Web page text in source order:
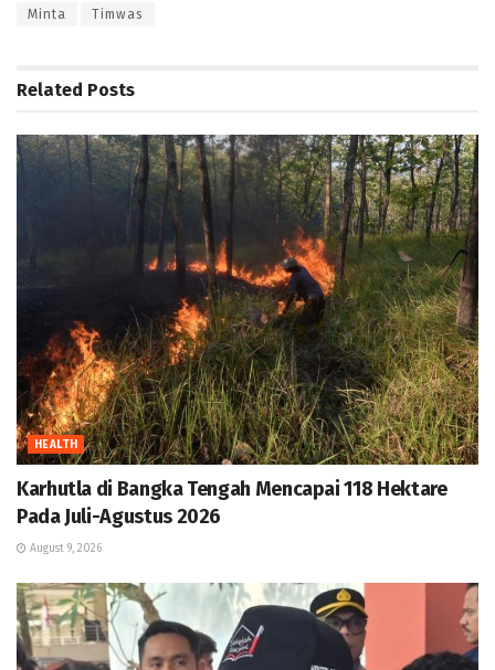
Minta Timwas
Related Posts
HEALTH
Karhutla di Bangka Tengah Mencapai 118 Hektare
Pada Juli-Agustus 2026
August 9, 2026